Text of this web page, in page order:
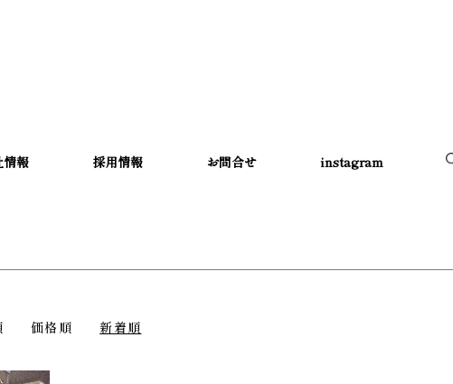
情報 採用情報 お問合せ instagram
価格順 新着順